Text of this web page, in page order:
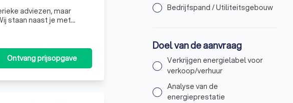
adviezen, maar
staan naast je met
op zich. Het is een
Ontvang prijsopgave
Bedrijfspand / Utiliteitsgebouw
Doel van de aanvraag
Verkrijgen energielabel voor
verkoop/verhuur
Analyse van de
energieprestatie